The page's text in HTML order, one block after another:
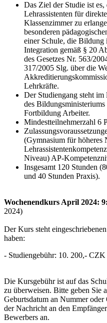
Das Ziel der Studie ist
Lehrassistenten für
Klassenzimmer zu
besonderen
einer Schule, die Bildung
Integration gemäß § 20
des Gesetzes Nr. 563/
317/2005 Slg. über die
Lehrkräfte.
Der Studiengang steht
des
FortbildungArbeiter.
Mindestteilnehmerzahl 6
(Gymnasium für höheres
Niveau)AP-
Insgesamt 120 Stunden
und 40 Stunden Praxis).
Wochenendkurs April 2024:
2024)
Der Kurs steht
haben:
- Studiengebühr: 10. 200,- CZK
Die Kursgebühr ist auf das
zu überweisen. Bitte geben Sie
Geburtsdatum an Nummer oder
der Nachricht an den
Bewerbers an.